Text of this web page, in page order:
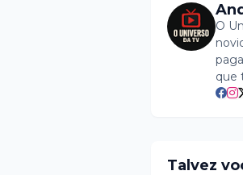
O
que
Talvez